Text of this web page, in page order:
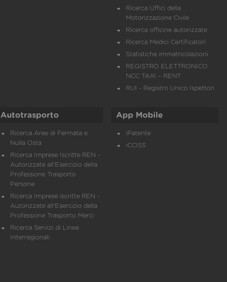
Ricerca Uffici della
Motorizzazione Civile
Ricerca officine autorizzate
Ricerca Medici Certificatori
Statistiche immatricolazioni
REGISTRO ELETTRONICO
NCC TAXI – RENT
RUI - Registro Unico Ispettori
Autotrasporto
Ricerca Aree di Fermata e
Nulla Osta
Ricerca Imprese Iscritte REN -
Autorizzate all'Esercizio della
Professione Trasporto
Persone
Ricerca Imprese iscritte REN -
Autorizzate all'Esercizio della
Professione Trasporto Merci
Ricerca Servizi di Linea
Interregionali
App Mobile
iPatente
iCCISS